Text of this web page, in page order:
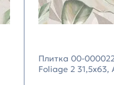
Плитка 00-
Foliage 2